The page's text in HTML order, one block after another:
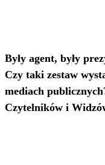
Były agent, były
Czy taki zestaw
mediach
Czytelników i